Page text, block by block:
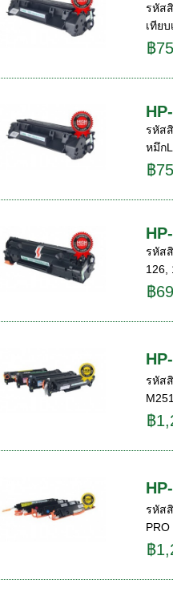
รหัส
เทีย
฿
รหัส
หมึก
฿
รหัส
126,
฿
รหัส
฿
รหัส
฿